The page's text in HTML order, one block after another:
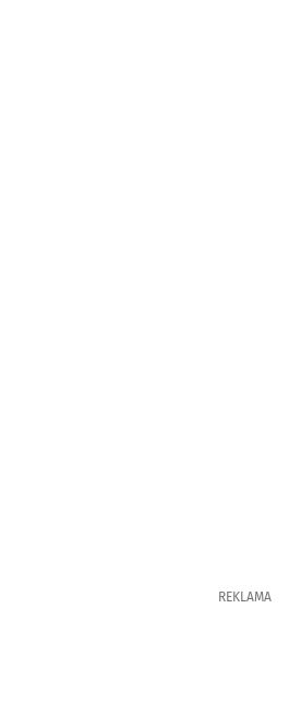
REKLAMA